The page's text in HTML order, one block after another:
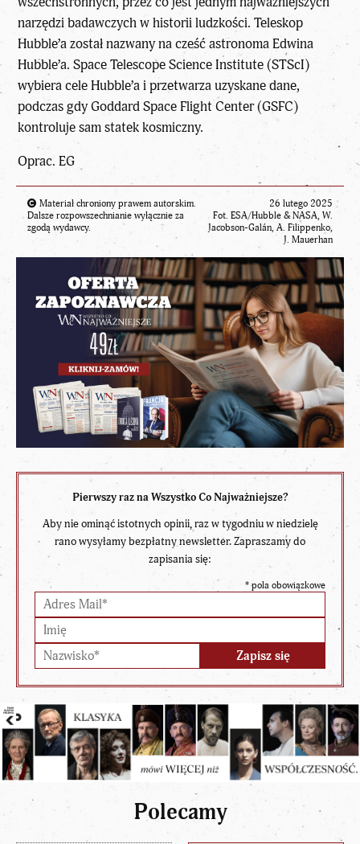
narzędzi badawczych w historii ludzkości. Teleskop
Hubble’a został nazwany na cześć astronoma Edwina
Hubble’a. Space Telescope Science Institute (STScI)
wybiera cele Hubble’a i przetwarza uzyskane dane,
podczas gdy Goddard Space Flight Center (GSFC)
kontroluje sam statek kosmiczny.
Oprac. EG
Materiał chroniony prawem autorskim.
Dalsze rozpowszechnianie wyłącznie za
zgodą wydawcy.
26 lutego 2025
Fot. ESA/Hubble & NASA, W.
Jacobson-Galán, A. Filippenko,
J. Mauerhan
Pierwszy raz na Wszystko Co Najważniejsze?
Aby nie ominąć istotnych opinii, raz w tygodniu w niedzielę
rano wysyłamy bezpłatny newsletter. Zapraszamy do
zapisania się:
*pola obowiązkowe
Polecamy